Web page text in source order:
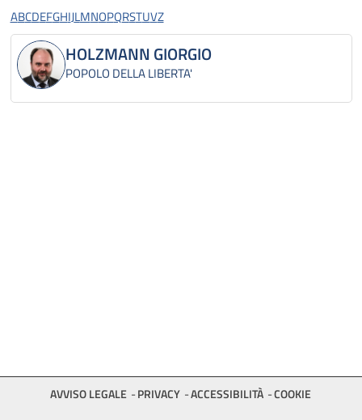
ABCDEFGHIJLMNOPQRSTUVZ
HOLZMANN GIORGIO
POPOLO DELLA LIBERTA'
AVVISO LEGALE PRIVACY ACCESSIBILITÀ COOKIE